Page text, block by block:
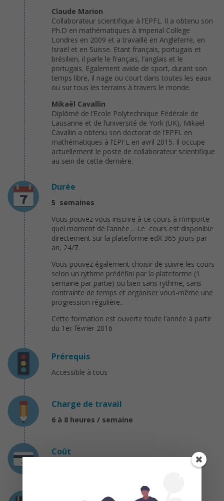
Claude Marion
Collaborateur scientifique à l’EPFL. Il a obtenu son
Ph.D en mathématiques à Imperial College
Londres en 2009 et a travaillé en Angleterre, en
Israël et en Suisse. Etant français, portugais et
brésilien, il parle le français, l’anglais et le
portugais. Egalement avide de sport, durant son
temps libre, il nage ou court dans toutes les eaux
ou sur tous les terrains à travers le monde.
Mikaël Cavallin
Diplômé de l’Ecole Polytechnique Fédérale de
Lausanne et de l’université de York (UK), Mikaël
Cavallin a obtenu son doctorat de l’EPFL en
mathématiques à l’EPFL en avril 2015. Il occupe
actuellement le poste de collaborateur scientifique
au sein de cette dernière.
Durée
5 semaines
Vous pouvez vous inscrire à ce cours à n’importe
quel moment de l’année… Le cours est disponible
directement sur la plateforme edX 365 jours par
an, 24/7.
Vous pouvez également choisir de suivre les cours
selon un rythme prédéfini par la plateforme (1
semaine par partie) ou bien sans rythme, sans
contrainte de temps et organiser vous-même une
progression régulière..
Cette formation est ouverte toute l’année à partir
du 1er février 2016
Prérequis
Accessible à tous
Charge de travail
6 à 8 heures / semaine
Coût
Certification